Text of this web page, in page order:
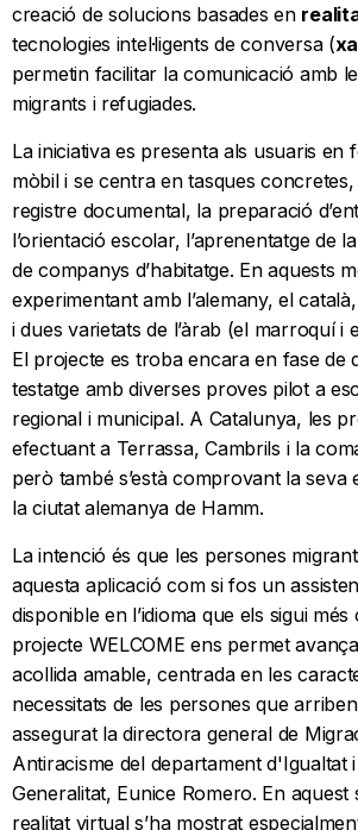
creació de solucions basades en
tecnologies intel·ligents de conversa (
permetin facilitar la comunicació amb
migrants i refugiades.
La iniciativa es presenta als usuaris en
mòbil i se centra en tasques
registre documental, la preparació
l’orientació escolar, l’aprenentatge de
de companys d’habitatge. En aquests
experimentant amb l’alemany, el
i dues varietats de l’àrab (el marroquí i
El projecte es troba encara en fase de
testatge amb diverses proves pilot a
regional i municipal. A Catalunya, les
efectuant a Terrassa, Cambrils i la
però també s’està comprovant la seva
la ciutat alemanya de Hamm.
La intenció és que les persones
aquesta aplicació com si fos un
disponible en l’idioma que els sigui més
projecte WELCOME ens permet
acollida amable, centrada en les
necessitats de les persones que
assegurat la directora general de
Antiracisme del departament d'Igualtat
Generalitat, Eunice Romero. En aquest
realitat virtual s’ha mostrat